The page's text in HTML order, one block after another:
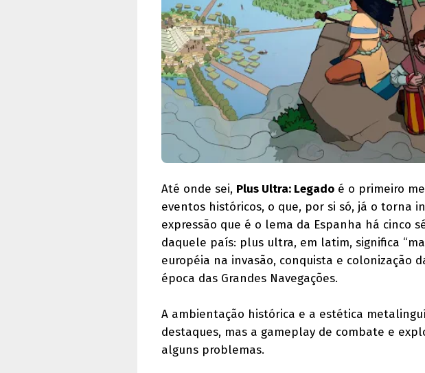
Até onde sei, Plus Ultra: Legado é o primeiro
eventos históricos, o que, por si só, já o torna
expressão que é o lema da Espanha há cinco
daquele país: plus ultra, em latim, significa
européia na invasão, conquista e colonização
época das Grandes Navegações.
A ambientação histórica e a estética
destaques, mas a gameplay de combate e
alguns problemas.